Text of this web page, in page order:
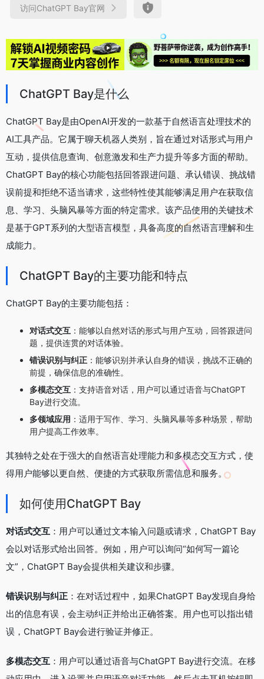
访问ChatGPT Bay官网
ChatGPT Bay是什么
ChatGPT Bay是由OpenAI开发的一款基于自然语言处理技术的
AI工具产品。它属于聊天机器人类别，旨在通过对话形式与用户
互动，提供信息查询、创意激发和生产力提升等多方面的帮助。
ChatGPT Bay的核心功能包括回答跟进问题、承认错误、挑战错
误前提和拒绝不适当请求，这些特性使其能够满足用户在获取信
息、学习、头脑风暴等方面的特定需求。该产品使用的关键技术
是基于GPT系列的大型语言模型，具备高度的自然语言理解和生
成能力。
ChatGPT Bay的主要功能和特点
ChatGPT Bay的主要功能包括：
对话式交互 ：能够以自然对话的形式与用户互动，回答跟进问
题，提供连贯的对话体验。
错误识别与纠正 ：能够识别并承认自身的错误，挑战不正确的
前提，确保信息的准确性。
多模态交互 ：支持语音对话，用户可以通过语音与ChatGPT
Bay进行交流。
多领域应用 ：适用于写作、学习、头脑风暴等多种场景，帮助
用户提高工作效率。
其独特之处在于强大的自然语言处理能力和多模态交互方式，使
得用户能够以更自然、便捷的方式获取所需信息和服务。
如何使用ChatGPT Bay
对话式交互 ：用户可以通过文本输入问题或请求，ChatGPT Bay
会以对话形式给出回答。例如，用户可以询问“如何写一篇论
文”，ChatGPT Bay会提供相关建议和步骤。
错误识别与纠正 ：在对话过程中，如果ChatGPT Bay发现自身给
出的信息有误，会主动纠正并给出正确答案。用户也可以指出错
误，ChatGPT Bay会进行验证并修正。
多模态交互 ：用户可以通过语音与ChatGPT Bay进行交流。在移